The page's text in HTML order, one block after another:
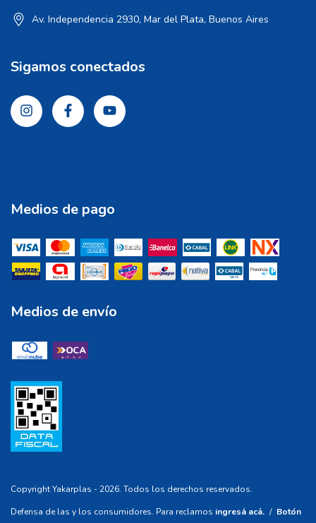
Av. Independencia 2930, Mar del Plata, Buenos Aires
Sigamos conectados
Medios de pago
Medios de envío
Copyright Yakarplas - 2026. Todos los derechos reservados.
Defensa de las y los consumidores. Para reclamos ingresá acá. / Botón